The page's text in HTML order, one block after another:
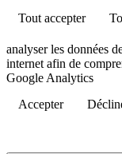
Tout accepter
analyser les données
internet afin de
Google Analytics
Accepter